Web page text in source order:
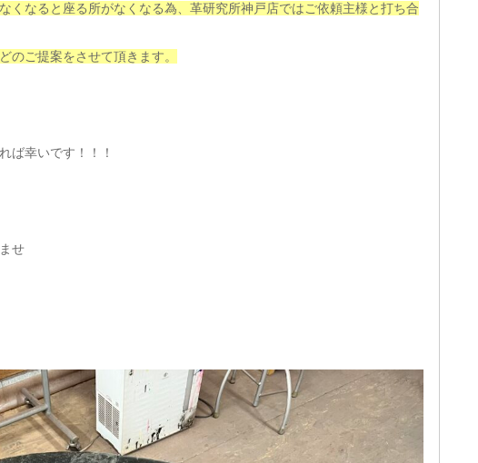
くなると座る所がなくなる為、革研究所神戸店ではご依頼主様と打ち合
のご提案をさせて頂きます。
ば幸いです！！！
せ